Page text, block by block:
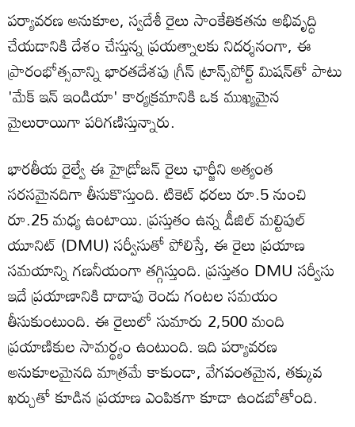
పర్యావరణ అనుకూల, స్వదేశీ రైలు సాంకేతికతను అభివృద్ధి
చేయడానికి దేశం చేస్తున్న ప్రయత్నాలకు నిదర్శనంగా, ఈ
ప్రారంభోత్సవాన్ని భారతదేశపు గ్రీన్ ట్రాన్స్‌పోర్ట్ మిషన్‌తో పాటు
'మేక్ ఇన్ ఇండియా' కార్యక్రమానికి ఒక ముఖ్యమైన
మైలురాయిగా పరిగణిస్తున్నారు.
భారతీయ రైల్వే ఈ హైడ్రోజన్ రైలు ఛార్జీని అత్యంత
సరసమైనదిగా తీసుకొస్తుంది. టికెట్ ధరలు రూ.5 నుంచి
రూ.25 మధ్య ఉంటాయి. ప్రస్తుతం ఉన్న డీజిల్ మల్టిపుల్
యూనిట్ (DMU) సర్వీసుతో పోలిస్తే, ఈ రైలు ప్రయాణ
సమయాన్ని గణనీయంగా తగ్గిస్తుంది. ప్రస్తుతం DMU సర్వీసు
ఇదే ప్రయాణానికి దాదాపు రెండు గంటల సమయం
తీసుకుంటుంది. ఈ రైలులో సుమారు 2,500 మంది
ప్రయాణికుల సామర్థ్యం ఉంటుంది. ఇది పర్యావరణ
అనుకూలమైనది మాత్రమే కాకుండా, వేగవంతమైన, తక్కువ
ఖర్చుతో కూడిన ప్రయాణ ఎంపికగా కూడా ఉండబోతోంది.